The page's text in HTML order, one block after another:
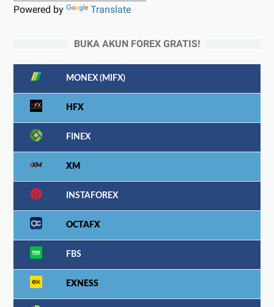
Powered by Translate
BUKA AKUN FOREX GRATIS!
MONEX (MIFX)
HFX
FINEX
XM
INSTAFOREX
OCTAFX
FBS
EXNESS